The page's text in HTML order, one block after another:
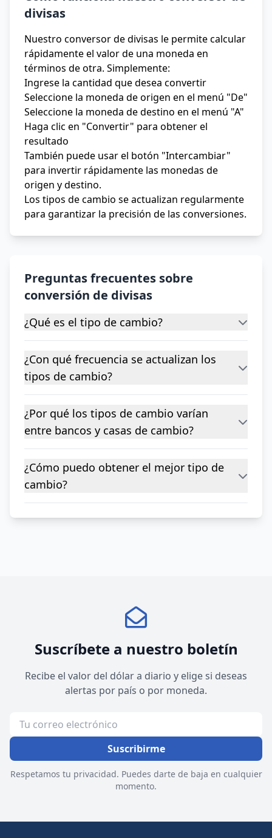
divisas
Nuestro conversor de divisas le permite calcular
rápidamente el valor de una moneda en
términos de otra. Simplemente:
Ingrese la cantidad que desea convertir
Seleccione la moneda de origen en el menú "De"
Seleccione la moneda de destino en el menú "A"
Haga clic en "Convertir" para obtener el
resultado
También puede usar el botón "Intercambiar"
para invertir rápidamente las monedas de
origen y destino.
Los tipos de cambio se actualizan regularmente
para garantizar la precisión de las conversiones.
Preguntas frecuentes sobre
conversión de divisas
¿Qué es el tipo de cambio?
¿Con qué frecuencia se actualizan los
tipos de cambio?
¿Por qué los tipos de cambio varían
entre bancos y casas de cambio?
¿Cómo puedo obtener el mejor tipo de
cambio?
Suscríbete a nuestro boletín
Recibe el valor del dólar a diario y elige si deseas
alertas por país o por moneda.
Suscribirme
Respetamos tu privacidad. Puedes darte de baja en cualquier
momento.